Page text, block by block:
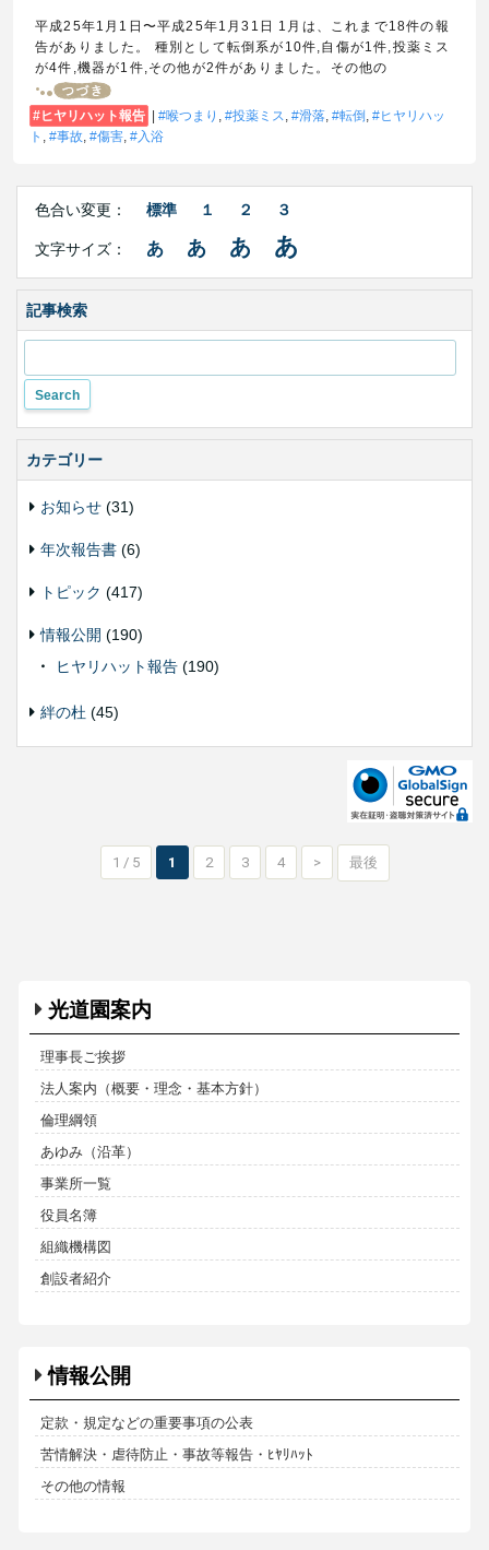
平成25年1月1日〜平成25年1月31日 1月は、これまで18件の報
告がありました。 種別として転倒系が10件,自傷が1件,投薬ミス
が4件,機器が1件,その他が2件がありました。その他の
ヒヤリハット報告 喉つまり , 投薬ミス, 滑落, 転倒 ,
ヒヤリハッ
ト , 事故, 傷害, 入浴
Right
Contents
合
変
色合い変更： 標準 １ ２ ３
文字サイズ： あ あ あ あ
記事検索
カテゴリー
お知らせ (31)
年次報告書 (6)
トピック (417)
情報公開 (190)
ヒヤリハット報告 (190)
絆の杜 (45)
1 / 5 1 2 3 4 > 最後
光道園案内
理事長ご挨拶
法人案内（概要・理念・基本方針）
倫理綱領
あゆみ（沿革）
事業所一覧
役員名簿
組織機構図
創設者紹介
情報公開
定款・規定などの重要事項の公表
苦情解決・虐待防止・事故等報告・ﾋﾔﾘﾊｯﾄ
その他の情報